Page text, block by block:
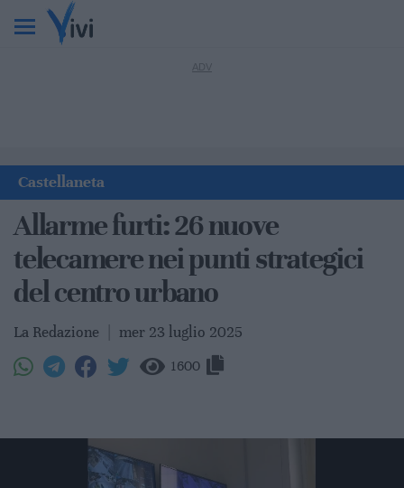
Castellaneta
Allarme furti: 26 nuove
telecamere nei punti strategici
del centro urbano
La Redazione mer 23 luglio 2025
1600